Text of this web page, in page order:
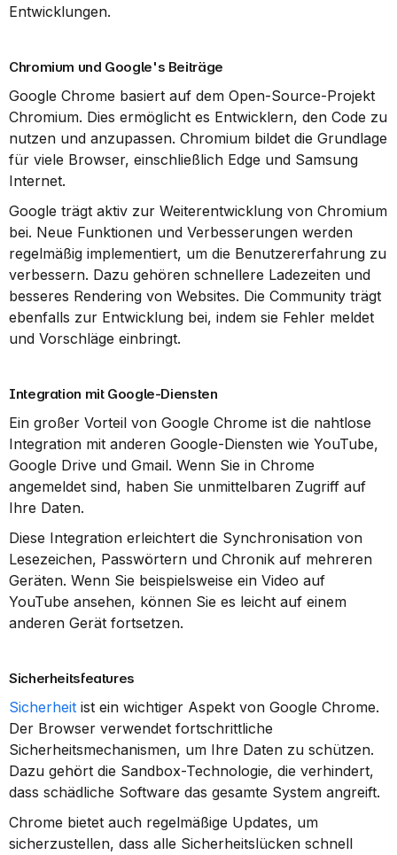
Entwicklungen.
Chromium und Google's Beiträge
Google Chrome basiert auf dem Open-Source-Projekt
Chromium. Dies ermöglicht es Entwicklern, den Code zu
nutzen und anzupassen. Chromium bildet die Grundlage
für viele Browser, einschließlich Edge und Samsung
Internet.
Google trägt aktiv zur Weiterentwicklung von Chromium
bei. Neue Funktionen und Verbesserungen werden
regelmäßig implementiert, um die Benutzererfahrung zu
verbessern. Dazu gehören schnellere Ladezeiten und
besseres Rendering von Websites. Die Community trägt
ebenfalls zur Entwicklung bei, indem sie Fehler meldet
und Vorschläge einbringt.
Integration mit Google-Diensten
Ein großer Vorteil von Google Chrome ist die nahtlose
Integration mit anderen Google-Diensten wie YouTube,
Google Drive und Gmail. Wenn Sie in Chrome
angemeldet sind, haben Sie unmittelbaren Zugriff auf
Ihre Daten.
Diese Integration erleichtert die Synchronisation von
Lesezeichen, Passwörtern und Chronik auf mehreren
Geräten. Wenn Sie beispielsweise ein Video auf
YouTube ansehen, können Sie es leicht auf einem
anderen Gerät fortsetzen.
Sicherheitsfeatures
Sicherheit ist ein wichtiger Aspekt von Google Chrome.
Der Browser verwendet fortschrittliche
Sicherheitsmechanismen, um Ihre Daten zu schützen.
Dazu gehört die Sandbox-Technologie, die verhindert,
dass schädliche Software das gesamte System angreift.
Chrome bietet auch regelmäßige Updates, um
sicherzustellen, dass alle Sicherheitslücken schnell